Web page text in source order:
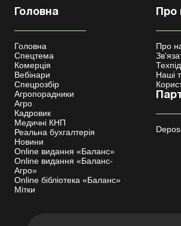
Головна
Головна
Спецтема
Комерція
Вебінари
Спецрозбір
Агропорадники
Агро
Кадровик
Медичні КНП
Реальна бухгалтерія
Новини
Online видання «Баланс»
Online видання «Баланс-
Агро»
Online бібліотека «Баланс»
Мітки
Про
Про
Наші